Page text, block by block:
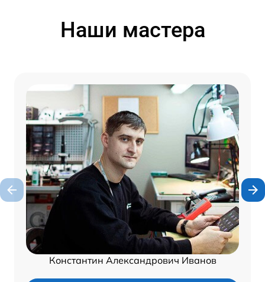
Наши мастера
Константин Александрович Иванов